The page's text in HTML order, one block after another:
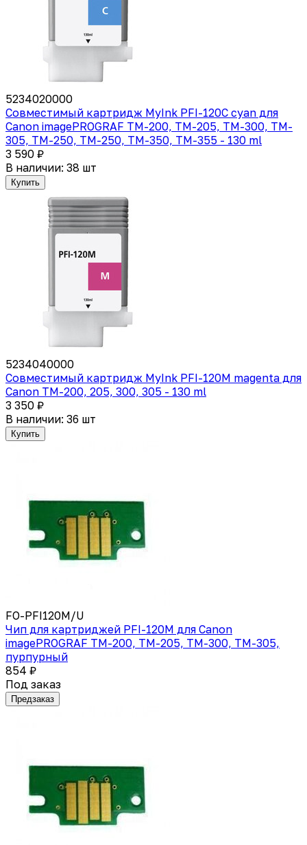
5234020000
Совместимый картридж MyInk PFI-120C cyan для
Canon imagePROGRAF TM-200, TM-205, TM-300, TM-
305, TM-250, TM-250, TM-350, TM-355 - 130 ml
3 590 ₽
В наличии: 38 шт
Купить
5234040000
Совместимый картридж MyInk PFI-120M magenta для
Canon TM-200, 205, 300, 305 - 130 ml
3 350 ₽
В наличии: 36 шт
Купить
FO-PFI120M/U
Чип для картриджей PFI-120M для Canon
imagePROGRAF TM-200, TM-205, TM-300, TM-305,
пурпурный
854 ₽
Под заказ
Предзаказ